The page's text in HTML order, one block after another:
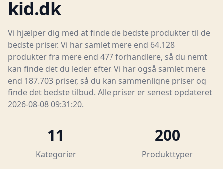
kid.dk
Vi hjælper dig med at finde de bedste produkter til de
bedste priser. Vi har samlet mere end 64.128
produkter fra mere end 477 forhandlere, så du nemt
kan finde det du leder efter. Vi har også samlet mere
end 187.703 priser, så du kan sammenligne priser og
finde det bedste tilbud. Alle priser er senest opdateret
2026-08-08 09:31:20.
11
Kategorier
200
Produkttyper